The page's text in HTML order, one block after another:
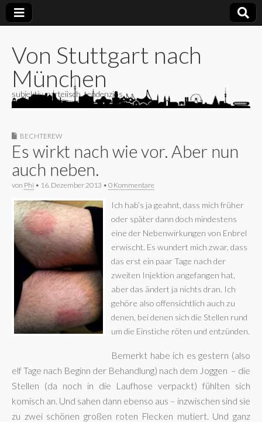
Von Stuttgart nach
München
subjektiv, parteiisch, tendenziös
BECHTEREW
Es wirkt nach wie vor. Aber nun
auch neben.
von Phi • 16. Dezember 2013 • 0 Kommentare
Ich hab’s ja geahnt, dass mich früher
oder später dann doch mindestens
eine der Nebenwirkungen von Enbrel
erwischt. Es wundert mich zwar, dass
das erst ein paar Tage nach der
zweiten Injektion angefangen hat,
aber das ändert ja nichts dran. Ich
gehöre also offensichtlich auch zu
denen, bei denen sich die Stellen rund
um die Einstiche röten und entzünden.
Bemerkt habe ich es gestern (also
elf Tage nach Beginn der Behandlung) nach dem Joggen – die
Stellen (da noch in die Laufhose verpackt) fühlten sich
komisch an. Und sahen dann ebenso aus – inzwischen sind sie
zu zwei schönen großen roten Flecken mutiert. Und ganz